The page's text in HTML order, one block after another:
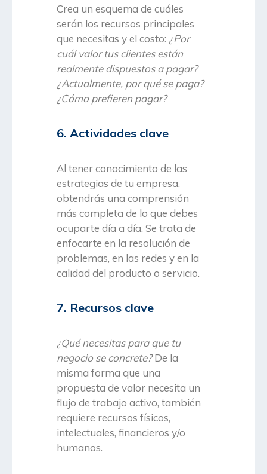
Crea un esquema de cuáles
serán los recursos principales
que necesitas y el costo: ¿Por
cuál valor tus clientes están
realmente dispuestos a pagar?
¿Actualmente, por qué se paga?
¿Cómo prefieren pagar?
6. Actividades clave
Al tener conocimiento de las
estrategias de tu empresa,
obtendrás una comprensión
más completa de lo que debes
ocuparte día a día. Se trata de
enfocarte en la resolución de
problemas, en las redes y en la
calidad del producto o servicio.
7. Recursos clave
¿Qué necesitas para que tu
negocio se concrete?De la
misma forma que una
propuesta de valor necesita un
flujo de trabajo activo, también
requiere recursos físicos,
intelectuales, financieros y/o
humanos.